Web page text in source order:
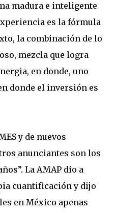
madura e inteligente
es la fórmula
la combinación de lo
mezcla que logra
en donde, uno
donde el inversión es
y de nuevos
anunciantes son los
La AMAP dio a
cuantificación y dijo
en México apenas